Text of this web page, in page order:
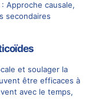
Approche causale,
secondaires
et soulager la
être efficaces à
avec le temps,